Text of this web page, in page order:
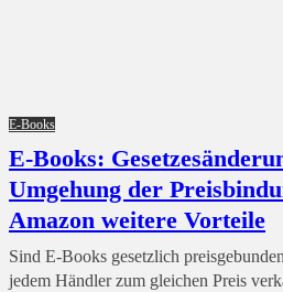
E-Books
E-Books:
Umgehung der
Amazon weitere Vorteile
Sind E-Books gesetzlich
jedem Händler zum gleichen Preis